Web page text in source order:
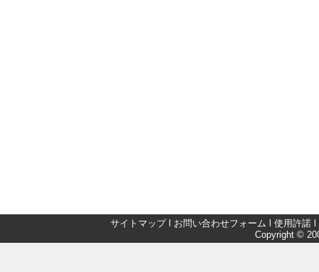
サイトマップl お問い合わせフォーム 使用許諾
Copyright ©